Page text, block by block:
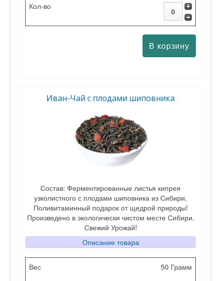
Иван-Чай с плодами шиповника
Состав: Ферментированные листья кипрея
узколистного с плодами шиповника из Сибири.
Поливитаминный подарок от щедрой природы!
Произведено в экологически чистом месте Сибири.
Свежий Урожай!
Описание товара
Вес 50 Грамм